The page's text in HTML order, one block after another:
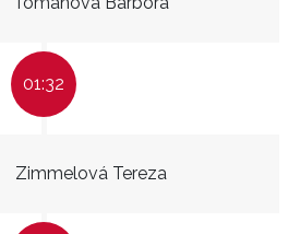
01:32
Zimmelová Tereza